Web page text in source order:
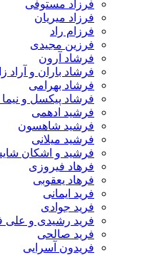
فرزاد مستوفی
فرزاد میریان
فرزام راد
فرزین مجیدی
فرشاد آرون
فرشاد باران و آراد زارعی
فرشاد بهرامی
فرشاد پیکسل و نیما اهورا
فرشید ادهمی
فرشید شاهسون
فرشید میلانی
فرشید و اشکان شایسته
فرهاد فیروزی
فرهاد یعقوبی
فرید ایمانی
فرید جوادی
فرید رشیدی و علی فرین کیا
فرید صالحی
فریدون آسرایی